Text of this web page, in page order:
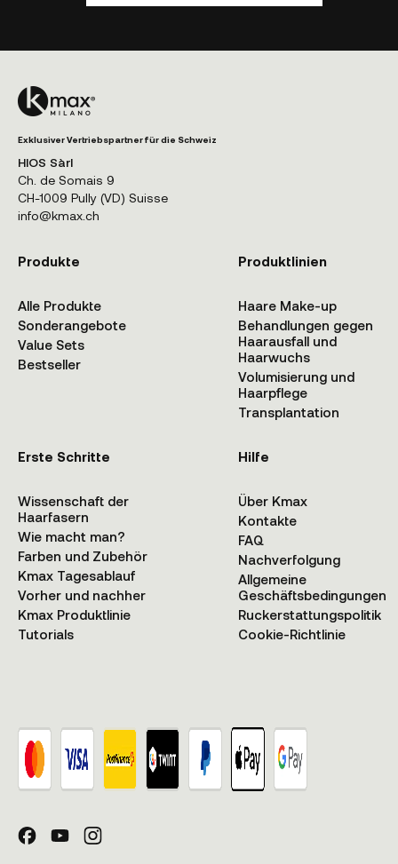
Exklusiver Vertriebspartner für die Schweiz
HIOS Sàrl
Ch. de Somais 9
CH-1009 Pully (VD) Suisse
info@kmax.ch
Produkte
Alle Produkte
Sonderangebote
Value Sets
Bestseller
Produktlinien
Haare Make-up
Behandlungen gegen
Haarausfall und
Haarwuchs
Volumisierung und
Haarpflege
Transplantation
Erste Schritte
Wissenschaft der
Haarfasern
Wie macht man?
Farben und Zubehör
Kmax Tagesablauf
Vorher und nachher
Kmax Produktlinie
Tutorials
Hilfe
Über Kmax
Kontakte
FAQ
Nachverfolgung
Allgemeine
Geschäftsbedingungen
Ruckerstattungspolitik
Cookie-Richtlinie